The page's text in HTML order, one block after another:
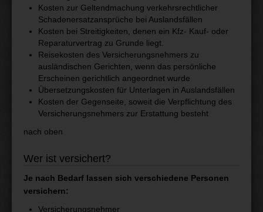
Kosten zur Geltendmachung verkehrsrechtlicher
Schadenersatzansprüche bei Auslandsfällen
Kosten bei Streitigkeiten, denen ein Kfz- Kauf- oder
Reparaturvertrag zu Grunde liegt.
Reisekosten des Versicherungsnehmers zu
ausländischen Gerichten, wenn das persönliche
Erscheinen gerichtlich angeordnet wurde
Übersetzungskosten für Unterlagen in Auslandsfällen
Kosten der Gegenseite, soweit die Verpflichtung des
Versicherungsnehmers zur Erstattung besteht
nach oben
Wer ist versichert?
Je nach Bedarf lassen sich verschiedene Personen
versichern:
Versicherungsnehmer